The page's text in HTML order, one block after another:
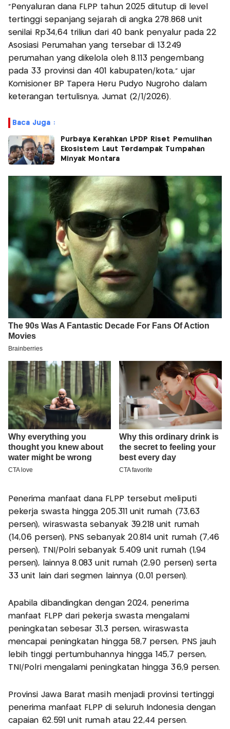
"Penyaluran dana FLPP tahun 2025 ditutup di level
tertinggi sepanjang sejarah di angka 278.868 unit
senilai Rp34,64 triliun dari 40 bank penyalur pada 22
Asosiasi Perumahan yang tersebar di 13.249
perumahan yang dikelola oleh 8.113 pengembang
pada 33 provinsi dan 401 kabupaten/kota," ujar
Komisioner BP Tapera Heru Pudyo Nugroho dalam
keterangan tertulisnya, Jumat (2/1/2026).
Baca Juga :
Purbaya Kerahkan LPDP Riset Pemulihan
Ekosistem Laut Terdampak Tumpahan
Minyak Montara
Penerima manfaat dana FLPP tersebut meliputi
pekerja swasta hingga 205.311 unit rumah (73,63
persen), wiraswasta sebanyak 39.218 unit rumah
(14,06 persen), PNS sebanyak 20.814 unit rumah (7,46
persen), TNI/Polri sebanyak 5.409 unit rumah (1,94
persen), lainnya 8.083 unit rumah (2,90 persen) serta
33 unit lain dari segmen lainnya (0,01 persen).
Apabila dibandingkan dengan 2024, penerima
manfaat FLPP dari pekerja swasta mengalami
peningkatan sebesar 31,3 persen, wiraswasta
mencapai peningkatan hingga 58,7 persen, PNS jauh
lebih tinggi pertumbuhannya hingga 145,7 persen,
TNI/Polri mengalami peningkatan hingga 36,9 persen.
Provinsi Jawa Barat masih menjadi provinsi tertinggi
penerima manfaat FLPP di seluruh Indonesia dengan
capaian 62.591 unit rumah atau 22,44 persen.